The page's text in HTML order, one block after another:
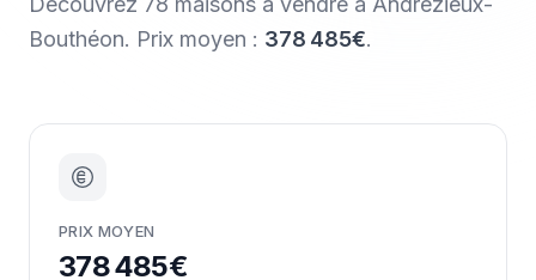
Bouthéon. Prix moyen : 378 485€.
PRIX MOYEN
378 485€